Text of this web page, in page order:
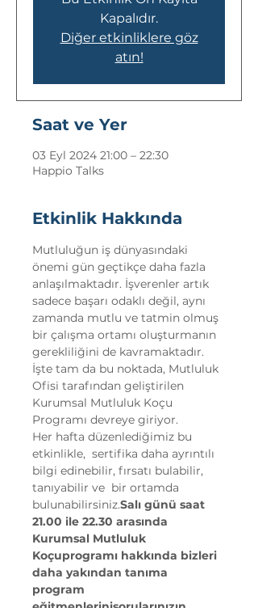
Kapalıdır.
Diğer etkinliklere göz
atın!
Saat ve Yer
03 Eyl 2024 21:00 – 22:30
Happio Talks
Etkinlik Hakkında
Mutluluğun iş dünyasındaki
önemi gün geçtikçe daha fazla
anlaşılmaktadır. İşverenler artık
sadece başarı odaklı değil, aynı
zamanda mutlu ve tatmin olmuş
bir çalışma ortamı oluşturmanın
gerekliliğini de kavramaktadır.
İşte tam da bu noktada, Mutluluk
Ofisi tarafından geliştirilen
Kurumsal Mutluluk Koçu
Programı devreye giriyor.
Her hafta düzenlediğimiz bu
etkinlikle, sertifika daha ayrıntılı
bilgi edinebilir, fırsatı bulabilir,
tanıyabilir ve bir ortamda
bulunabilirsiniz.Salı günü saat
21.00 ile 22.30 arasında
Kurumsal Mutluluk
Koçuprogramı hakkında bizleri
daha yakından tanıma
program